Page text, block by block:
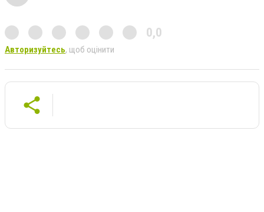
0,0
Авторизуйтесь, щоб оцінити